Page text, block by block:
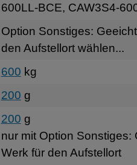
600LL-BCE, CAW3S4-
Option Sonstiges:
den Aufstellort wählen...
600 kg
200 g
200 g
nur mit Option Sonstiges:
Werk für den Aufstellort